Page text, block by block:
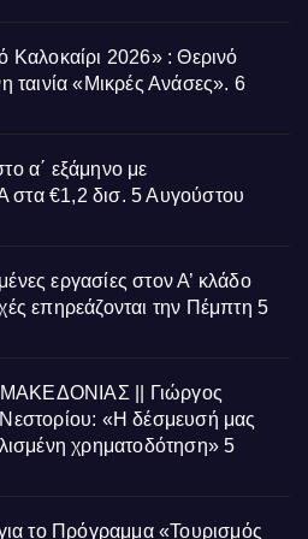
Καλοκαίρι 2026» : Θερινό
ταινία «Μικρές Ανάσες». 6
α΄ εξάμηνο με
στα €1,2 δισ. 5 Αυγούστου
εργασίες στον Α’ κλάδο
επηρεάζονται την Πέμπτη 5
|| Γιώργος
«Η δέσμευσή μας
χρηματοδότηση» 5
το Πρόγραμμα «Τουρισμός